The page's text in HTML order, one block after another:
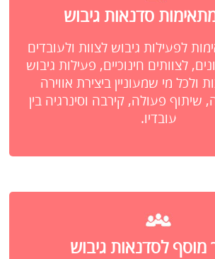
סדנאות גיבוש
לפעילות גיבוש לצוות ולעובדים
לצוותים חינוכיים, פעילות גיבוש
ולכל מי שמעוניין ביצירת אווירה
שיתוף פעולה, קירבה וסינרגיה בין
עובדיו.
מוסף לסדנאות גיבוש